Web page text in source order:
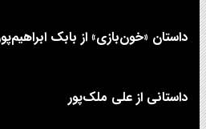
داستان «خون‌بازی» از بابک
داستانی از علی‌ ملک‌پور